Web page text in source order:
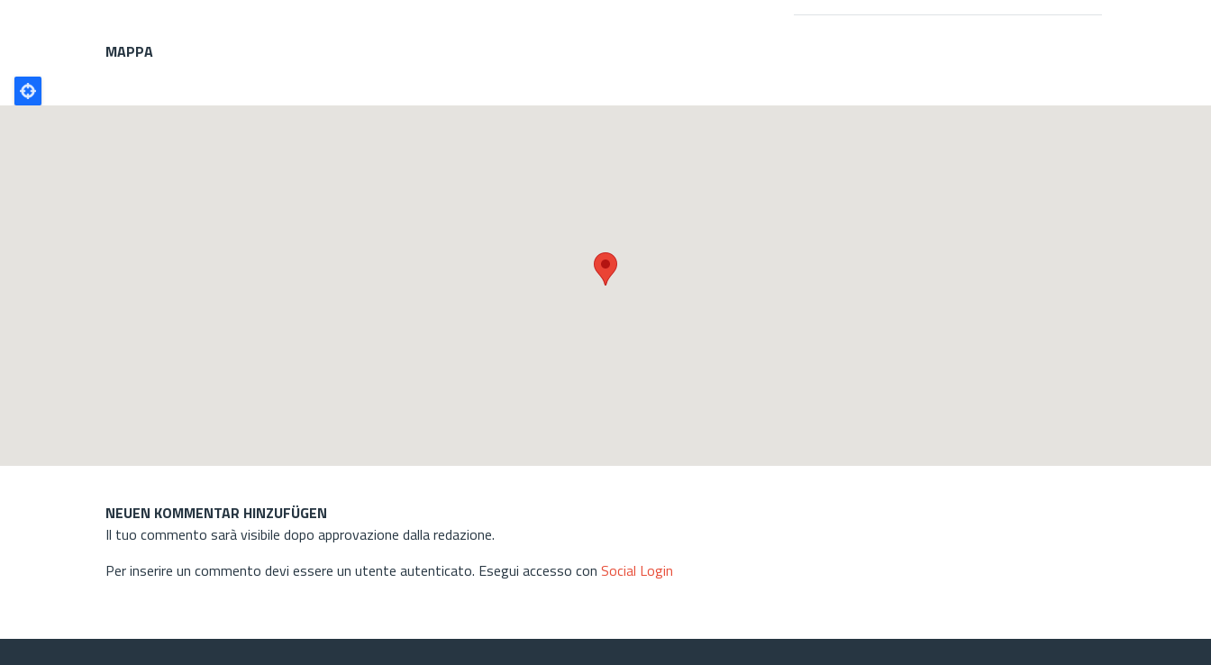
MAPPA
Poligono
GEO
NEUEN KOMMENTAR HINZUFÜGEN
Il tuo commento sarà visibile dopo approvazione dalla redazione.
Per inserire un commento devi essere un utente autenticato. Esegui accesso con Social Login